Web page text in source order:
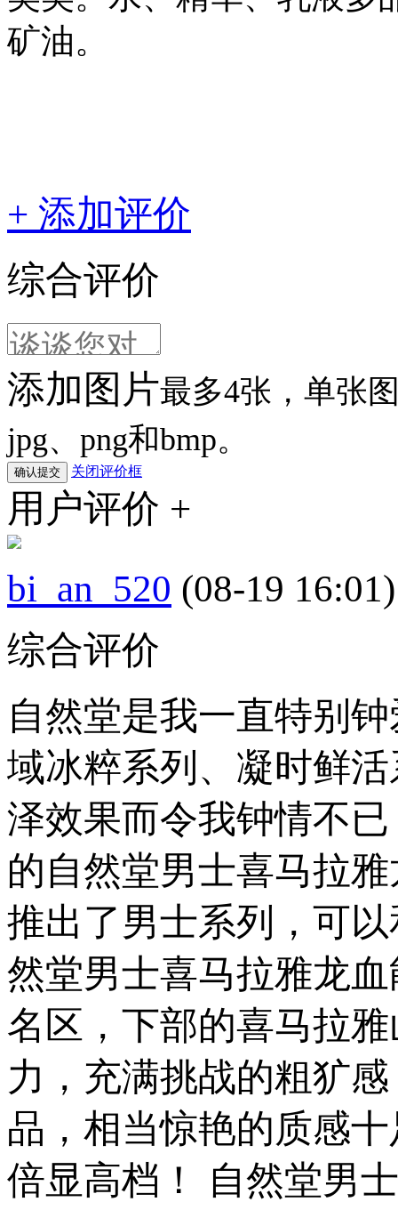
矿油。
+ 添加评价
综合评价
添加图片最多4张，单张
jpg、png和bmp。
关闭评价框
用户评价 +
bi_an_520 (08-19 16:01)
综合评价
自然堂是我一直特别
域冰粹系列、凝时鲜
泽效果而令我钟情不
的自然堂男士喜马拉
推出了男士系列，可
然堂男士喜马拉雅龙
名区，下部的喜马拉
力，充满挑战的粗犷
品，相当惊艳的质感
倍显高档！ 自然堂男